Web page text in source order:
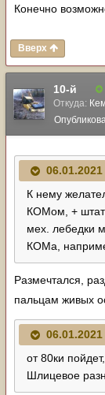
Конечно
Вверх
10-й
Откуда:
К нему
КОМом, +
мех. лебедки
КОМа,
Размечтался,
пальцам живых
от 80ки
Шлицевое